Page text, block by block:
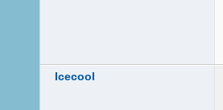
Icecool